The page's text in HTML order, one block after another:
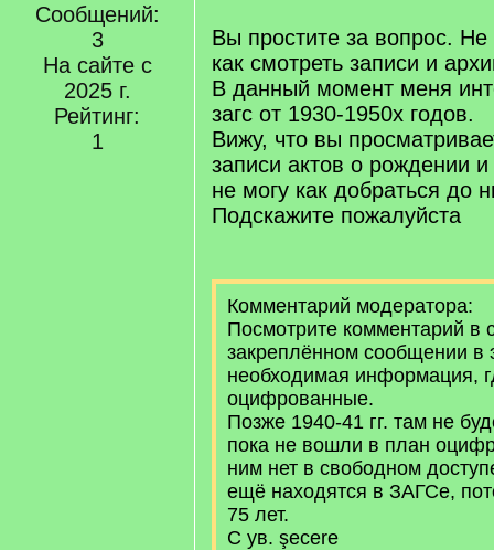
Сообщений:
3
На сайте с
2025 г.
Рейтинг:
1
Вы простите за вопрос.
как смотреть записи и
В данный момент меня
загс от 1930-1950х годов.
Вижу, что вы
записи актов о рождении
не могу как добраться до
Подскажите пожалуйста
Комментарий модератора:
Посмотрите комментарий в
закреплённом сообщении в
необходимая информация,
оцифрованные.
Позже 1940-41 гг. там не
пока не вошли в план
ним нет в свободном
ещё находятся в ЗАГСе,
75 лет.
С ув. şecere